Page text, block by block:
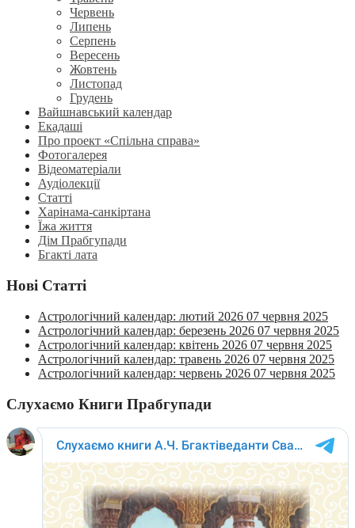
Червень
Липень
Серпень
Вересень
Жовтень
Листопад
Грудень
Вайшнавський календар
Екадаші
Про проект «Спільна справа»
Фотогалерея
Відеоматеріали
Аудіолекції
Статті
Харінама-санкіртана
Їжа життя
Дім Прабгупади
Бгакті лата
Нові Статті
Астрологічний календар: лютий 2026 07 червня 2025
Астрологічний календар: березень 2026 07 червня 2025
Астрологічний календар: квітень 2026 07 червня 2025
Астрологічний календар: травень 2026 07 червня 2025
Астрологічний календар: червень 2026 07 червня 2025
Слухаємо Книги Прабгупади